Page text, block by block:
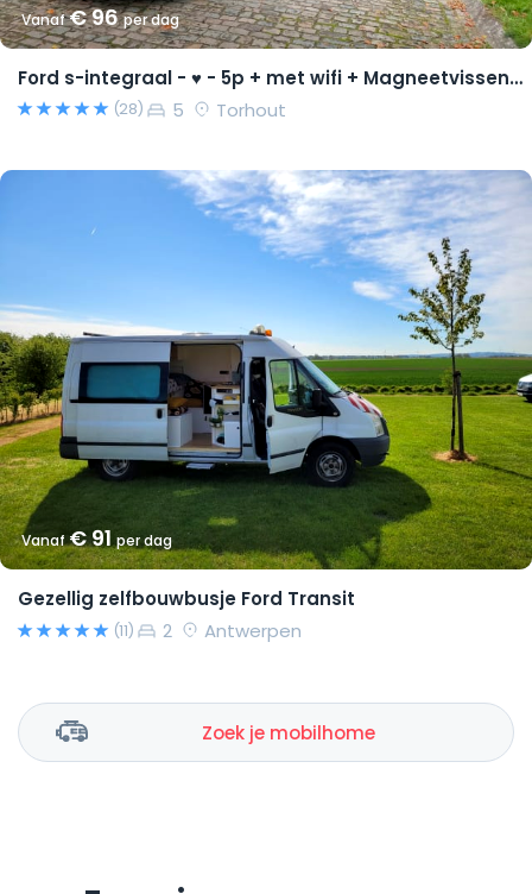
Vanaf€ 96per dag
Ford s-integraal - ♥ - 5p + met wifi + Magneetvissen PRO pakket
(28) 5 Torhout
Vanaf€ 91per dag
Gezellig zelfbouwbusje Ford Transit
(11) 2 Antwerpen
Zoek je mobilhome